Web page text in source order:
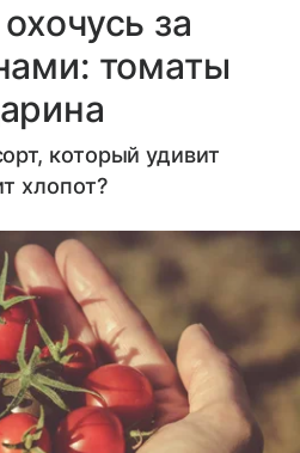
за
томаты
который удивит
хлопот?